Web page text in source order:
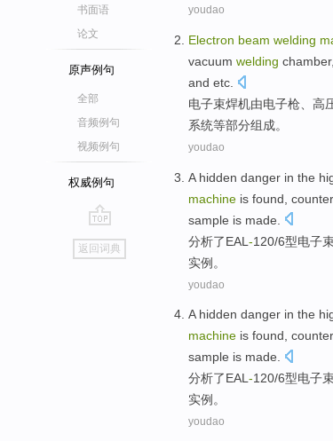
书面语
论文
原声例句
全部
音频例句
视频例句
权威例句
go
top
返回词典
youdao
Electron beam welding
vacuum welding chamber,
and etc
电子束焊机由电子枪 高
系统等部分组成。
youdao
A hidden danger in the
machine is found,
sample is made.
分析了EAL -120/6型电子
实例。
youdao
Ahidden danger in the
machine is found,
sample is made.
分析了EAL-120/6型电子
实例。
youdao